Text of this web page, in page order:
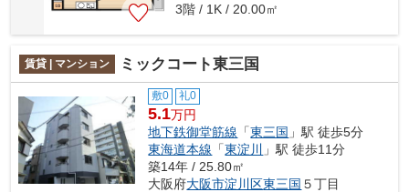
3階 / 1K / 20.00㎡
賃貸 | マンション ミックコート東三国
敷0 礼0
5.1万円
地下鉄御堂筋線 「東三国 」駅 徒歩5分
東海道本線 「東淀川
」駅 徒歩11分
築14年 / 25.80㎡
大阪府大阪市淀川区東三国 ５丁目